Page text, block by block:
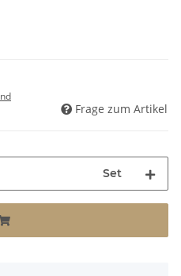
Frage zum Artikel
Set